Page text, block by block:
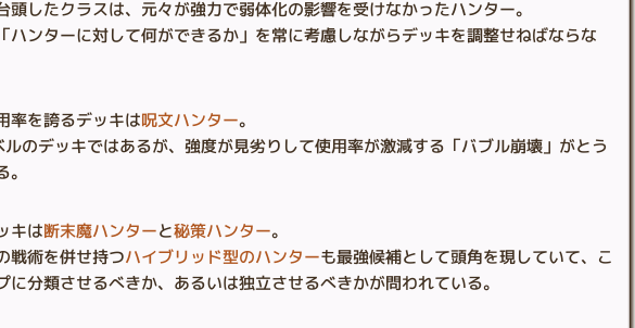
頭したクラスは、元々が強力で弱体化の影響を受けなかったハンター。
ハンターに対して何ができるか」を常に考慮しながらデッキを調整せねばならな
率を誇るデッキは呪文ハンター。
のデッキではあるが、強度が見劣りして使用率が激減する「バブル崩壊」がとう
キは断末魔ハンターと秘策ハンター。
戦術を併せ持つハイブリッド型のハンターも最強候補として頭角を現していて、こ
に分類させるべきか、あるいは独立させるべきかが問われている。